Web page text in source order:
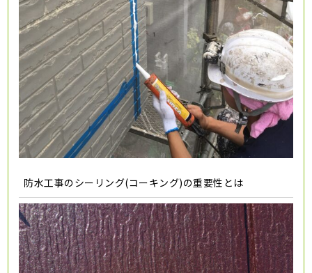
防水工事のシーリング(コーキング)の重要性とは